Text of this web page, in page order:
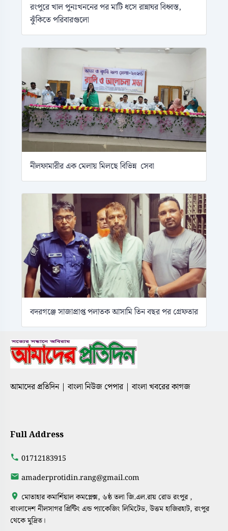
রংপুরে খাল পুনঃখননের পর মাটি ধসে রান্নাঘর বিধ্বস্ত,
ঝুঁকিতে পরিবারগুলো
নীলফামারীর এক মেলায় মিলছে বিভিন্ন সেবা
বদরগঞ্জে সাজাপ্রাপ্ত পলাতক আসামি তিন বছর পর গ্রেফতার
আমাদের প্রতিদিন | বাংলা নিউজ পেপার | বাংলা খবরের কাগজ
Full Address
01712183915
amaderprotidin.rang@gmail.com
মোতাহার কমার্শিয়াল কমপ্লেক্স, ৬ষ্ঠ তলা জি.এল.রায় রোড রংপুর ,
বাংলাদেশ নীলসাগর প্রিন্টিং এন্ড প্যাকেজিং লিমিটেড, উত্তম হাজিরহাট, রংপুর
থেকে মুদ্রিত।